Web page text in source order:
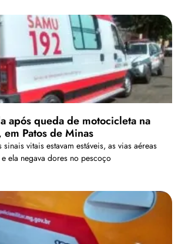
após queda de motocicleta na
Patos de Minas
vitais estavam estáveis, as vias aéreas
ela negava dores no pescoço